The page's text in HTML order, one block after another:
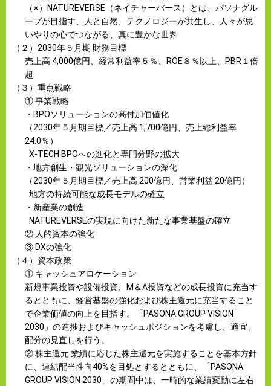
（※）NATUREVERSE（ネイチャーバース）とは、パソナグル
ープが目指す、人と自然、テクノロジーが共生し、人々が思
いやりの心でつながる、真に豊かな世界
（２）2030年５月期 財務目標
売上高 4,000億円、経常利益率５％、ROE８％以上、PBR１倍
超
（３）重点戦略
① 事業戦略
・BPOソリューションの高付加価値化
（2030年５月期目標／売上高 1,700億円、売上総利益率
24.0％）
X-TECH BPOへの進化と専門分野の拡大
・地方創生・観光ソリューションの深化
（2030年５月期目標／売上高 200億円、営業利益 20億円）
地方の持続可能な成長モデルの確立
・新産業の創造
NATUREVERSEの実現に向けた新たな事業基盤の確立
② 人的資本の強化
③ DXの強化
（４）資本政策
① キャッシュアロケーション
新規事業投資や設備投資、M＆A投資などの成長投資に充当す
るとともに、経営基盤の強化および株主還元に充当すること
で企業価値の向上を目指す。「PASONA GROUP VISION
2030」の進捗およびキャッシュポジションを考慮し、適宜、
配分の見直しを行う。
② 株主還元 業績に応じた株主還元を実施することを基本方針
に、連結配当性向40%を目処とするとともに、「PASONA
GROUP VISION 2030」の期間中は、一時的な業績変動に左右